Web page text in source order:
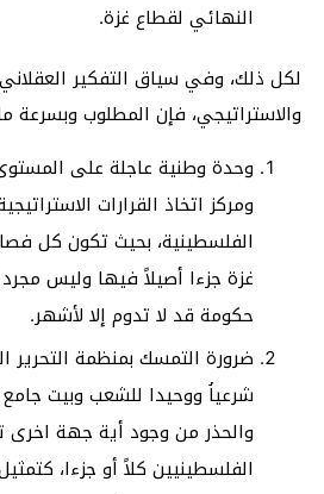
النهائي لقطاع غزة.
لكل ذلك، وفي سياق التفكير
والاستراتيجي، فإن المطلوب وبسرعة
وحدة وطنية عاجلة على
ومركز اتخاذ القرارات
الفلسطينية، بحيث تكون كل
غزة جزءا أصيلاً فيها وليس
حكومة قد لا تدوم إلا لأشهر.
ضرورة التمسك بمنظمة التحرير
شرعياُ ووحيدا للشعب وبيت
والحذر من وجود أية جهة اخرى
الفلسطينيين كلاً أو جزءا،